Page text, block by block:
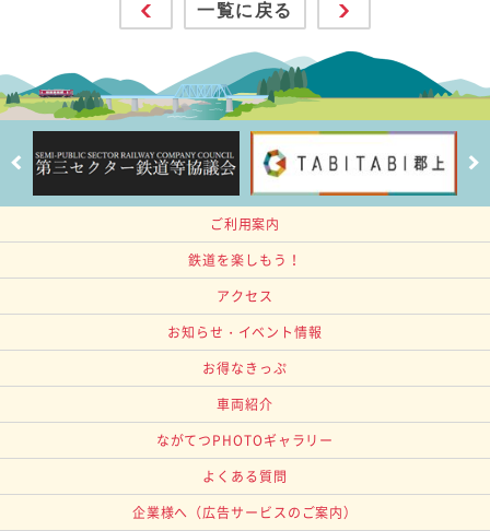
一覧に戻る
ご利用案内
鉄道を楽しもう！
アクセス
お知らせ・イベント情報
お得なきっぷ
車両紹介
ながてつPHOTOギャラリー
よくある質問
企業様へ （広告サービスのご案内）